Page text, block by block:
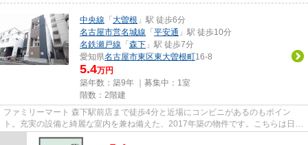
中央線 「 大曽根 」駅 徒歩6分
名古屋市営名城線 「 平安通 」駅 徒歩10分
名鉄瀬戸線 「 森下 」駅 徒歩7分
愛知県名古屋市東区東大曽根町16-8
5.4万円
築年数：築9年 ｜募集中： 1室
階数：2階建
ファミリーマート 森下駅前店まで徒歩4分と近場にコンビニがあるのもポイン
ト。充実の設備と綺麗な室内を兼ね備えた、2017年築の物件です。こちらは日当
たりが良好な物件です。根強い...